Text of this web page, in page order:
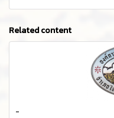
Related content
-